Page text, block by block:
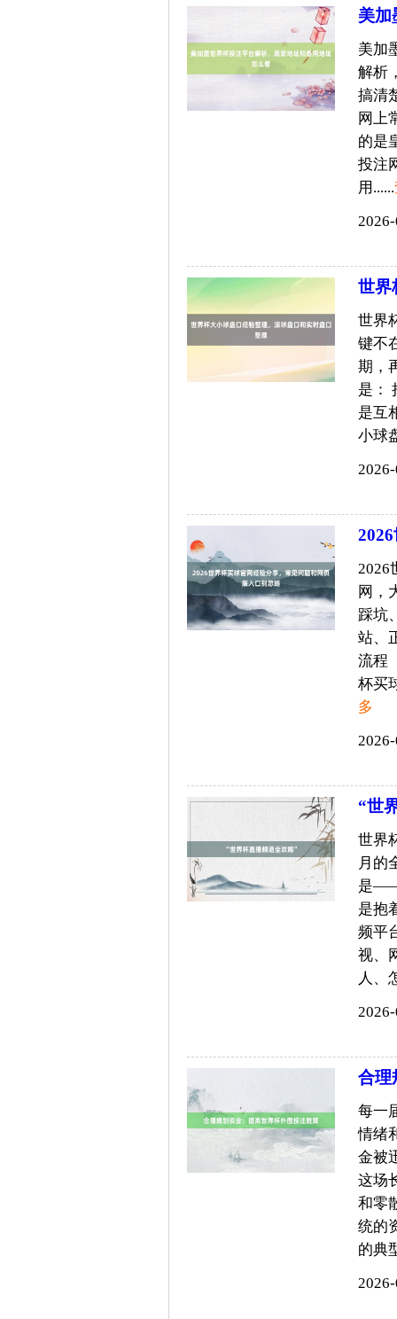
美加
美加
解析
搞清
网上
的是
投注
用......
世界
世界
键不
期，
是：
是互
小球
2026
网，
踩坑
站、
流程
杯买
多
“世
世界
月的
是——
是抱
频平
视、
人、
合理
每一
情绪
金被
这场
和零
统的
的典